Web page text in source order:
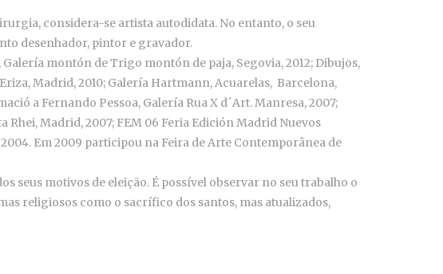
considera-se artista autodidata. No entanto, o seu
desenhador, pintor e gravador.
montón de Trigo montón de paja, Segovia, 2012; Dibujos,
Madrid, 2010; Galería Hartmann, Acuarelas, Barcelona,
a Fernando Pessoa, Galería Rua X d´Art. Manresa, 2007;
Madrid, 2007; FEM 06 Feria Edición Madrid Nuevos
Em 2009 participou na Feira de Arte Contemporânea de
motivos de eleição. É possível observar no seu trabalho o
religiosos como o sacrífico dos santos, mas atualizados,